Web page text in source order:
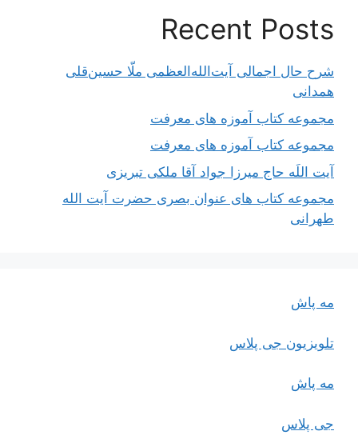
Recent Posts
شرح حال اجمالی آیت‌الله‌العظمی ملّا حسین‌قلی
همدانی
مجموعه کتاب آموزه های معرفت
مجموعه کتاب آموزه های معرفت
آیت اللَه حاج میرزا جواد آقا ملکی تبریزی
مجموعه کتاب های عنوان بصری حضرت آیت الله
طهرانی
مه پاش
تلویزیون جی پلاس
مه پاش
جی پلاس